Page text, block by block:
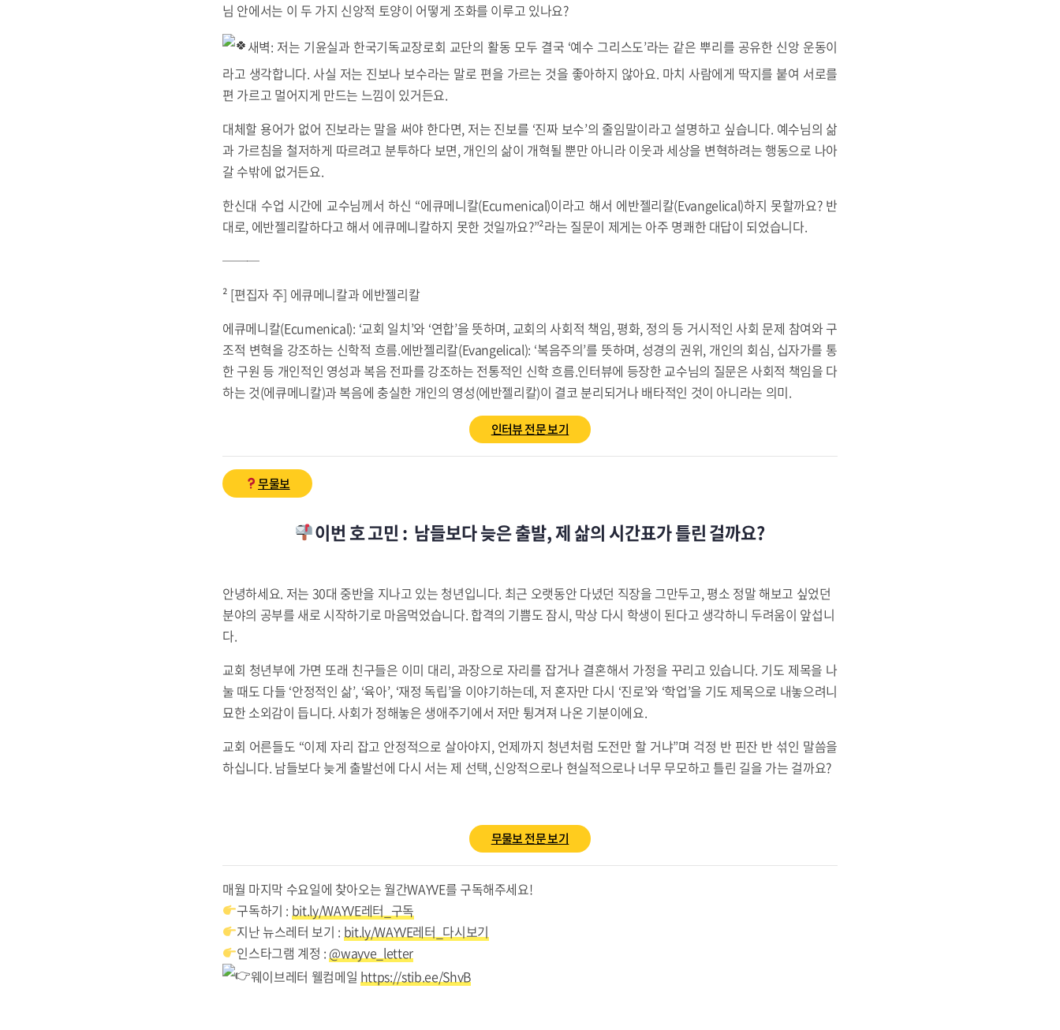
님 안에서는 이 두 가지 신앙적 토양이 어떻게 조화를 이루고 있나요?
새벽: 저는 기윤실과 한국기독교장로회 교단의 활동 모두 결국 ‘예수 그리스도’라는 같은 뿌리를 공유한 신앙 운동이
라고 생각합니다. 사실 저는 진보나 보수라는 말로 편을 가르는 것을 좋아하지 않아요. 마치 사람에게 딱지를 붙여 서로를
편 가르고 멀어지게 만드는 느낌이 있거든요.
대체할 용어가 없어 진보라는 말을 써야 한다면, 저는 진보를 ‘진짜 보수’의 줄임말이라고 설명하고 싶습니다. 예수님의 삶
과 가르침을 철저하게 따르려고 분투하다 보면, 개인의 삶이 개혁될 뿐만 아니라 이웃과 세상을 변혁하려는 행동으로 나아
갈 수밖에 없거든요.
한신대 수업 시간에 교수님께서 하신 “에큐메니칼(Ecumenical)이라고 해서 에반젤리칼(Evangelical)하지 못할까요? 반
대로, 에반젤리칼하다고 해서 에큐메니칼하지 못한 것일까요?”²라는 질문이 제게는 아주 명쾌한 대답이 되었습니다.
───
² [편집자 주] 에큐메니칼과 에반젤리칼
에큐메니칼(Ecumenical): ‘교회 일치’와 ‘연합’을 뜻하며, 교회의 사회적 책임, 평화, 정의 등 거시적인 사회 문제 참여와 구
조적 변혁을 강조하는 신학적 흐름.에반젤리칼(Evangelical): ‘복음주의’를 뜻하며, 성경의 권위, 개인의 회심, 십자가를 통
한 구원 등 개인적인 영성과 복음 전파를 강조하는 전통적인 신학 흐름.인터뷰에 등장한 교수님의 질문은 사회적 책임을 다
하는 것(에큐메니칼)과 복음에 충실한 개인의 영성(에반젤리칼)이 결코 분리되거나 배타적인 것이 아니라는 의미.
인터뷰 전문 보기
무물보
이번 호 고민 : 남들보다 늦은 출발, 제 삶의 시간표가 틀린 걸까요?
안녕하세요. 저는 30대 중반을 지나고 있는 청년입니다. 최근 오랫동안 다녔던 직장을 그만두고, 평소 정말 해보고 싶었던
분야의 공부를 새로 시작하기로 마음먹었습니다. 합격의 기쁨도 잠시, 막상 다시 학생이 된다고 생각하니 두려움이 앞섭니
다.
교회 청년부에 가면 또래 친구들은 이미 대리, 과장으로 자리를 잡거나 결혼해서 가정을 꾸리고 있습니다. 기도 제목을 나
눌 때도 다들 ‘안정적인 삶’, ‘육아’, ‘재정 독립’을 이야기하는데, 저 혼자만 다시 ‘진로’와 ‘학업’을 기도 제목으로 내놓으려니
묘한 소외감이 듭니다. 사회가 정해놓은 생애주기에서 저만 튕겨져 나온 기분이에요.
교회 어른들도 “이제 자리 잡고 안정적으로 살아야지, 언제까지 청년처럼 도전만 할 거냐”며 걱정 반 핀잔 반 섞인 말씀을
하십니다. 남들보다 늦게 출발선에 다시 서는 제 선택, 신앙적으로나 현실적으로나 너무 무모하고 틀린 길을 가는 걸까요?
무물보 전문 보기
매월 마지막 수요일에 찾아오는 월간WAYVE를 구독해주세요!
구독하기 : bit.ly/WAYVE레터_구독
지난 뉴스레터 보기 : bit.ly/WAYVE레터_다시보기
인스타그램 계정 : @wayve_letter
웨이브레터 웰컴메일 https://stib.ee/ShvB